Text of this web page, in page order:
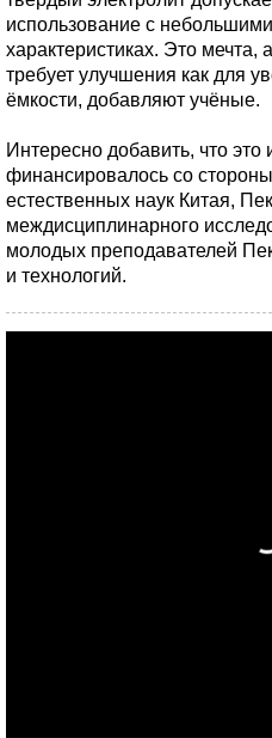
использование с
характеристиках. Это мечта,
требует улучшения как для
ёмкости, добавляют учёные.
Интересно добавить, что это
финансировалось со
естественных наук Китая,
междисциплинарного
молодых преподавателей
и технологий.